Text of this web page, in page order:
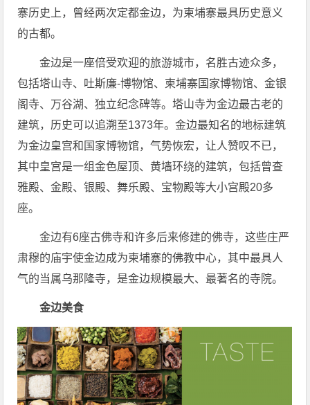
寨历史上，曾经两次定都金边，为柬埔寨最具历史意义
的古都。
金边是一座倍受欢迎的旅游城市，名胜古迹众多，
包括塔山寺、吐斯廉-博物馆、柬埔寨国家博物馆、金银
阁寺、万谷湖、独立纪念碑等。塔山寺为金边最古老的
建筑，历史可以追溯至1373年。金边最知名的地标建筑
为金边皇宫和国家博物馆，气势恢宏，让人赞叹不已，
其中皇宫是一组金色屋顶、黄墙环绕的建筑，包括曾查
雅殿、金殿、银殿、舞乐殿、宝物殿等大小宫殿20多
座。
金边有6座古佛寺和许多后来修建的佛寺，这些庄严
肃穆的庙宇使金边成为柬埔寨的佛教中心，其中最具人
气的当属乌那隆寺，是金边规模最大、最著名的寺院。
金边美食